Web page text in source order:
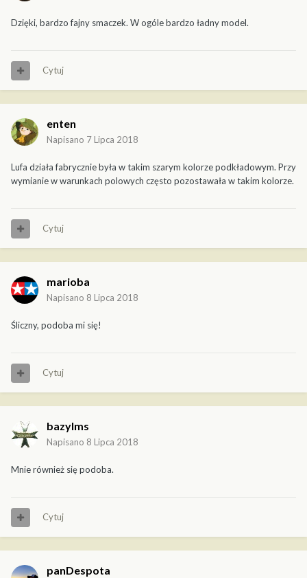
Dzięki, bardzo fajny smaczek. W ogóle bardzo ładny model.
Cytuj
enten
Napisano 7 Lipca 2018
Lufa działa fabrycznie była w takim szarym kolorze podkładowym. Przy
wymianie w warunkach polowych często pozostawała w takim kolorze.
Cytuj
marioba
Napisano 8 Lipca 2018
Śliczny, podoba mi się!
Cytuj
bazylms
Napisano 8 Lipca 2018
Mnie również się podoba.
Cytuj
panDespota